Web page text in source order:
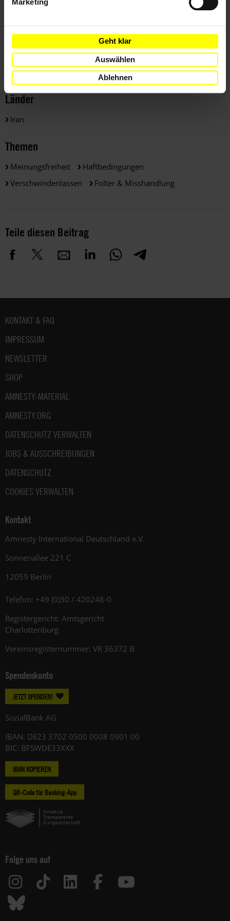
Marketing
Geht klar
Auswählen
Ablehnen
Weitere Informationen
Länder
Iran
Themen
Meinungsfreiheit
Haftbedingungen
Verschwindenlassen
Folter & Misshandlung
Teile diesen Beitrag
Fußbereich
KONTAKT & FAQ
IMPRESSUM
NEWSLETTER
SHOP
AMNESTY-MATERIAL
AMNESTY.ORG
DATENSCHUTZ VERWALTEN
JOBS & AUSSCHREIBUNGEN
DATENSCHUTZ
COOKIES VERWALTEN
Kontakt
Amnesty International Deutschland e.V.
Sonnenallee 221 C
12059 Berlin
Telefon: +49 (0)30 / 420248-0
Registergericht: Amtsgericht
Charlottenburg
Vereinsregisternummer: VR 36372 B
Spendenkonto
JETZT SPENDEN!
SozialBank AG
IBAN: DE23 3702 0500 0008 0901 00
BIC: BFSWDE33XXX
IBAN KOPIEREN
QR-Code für Banking-App
Folge uns auf